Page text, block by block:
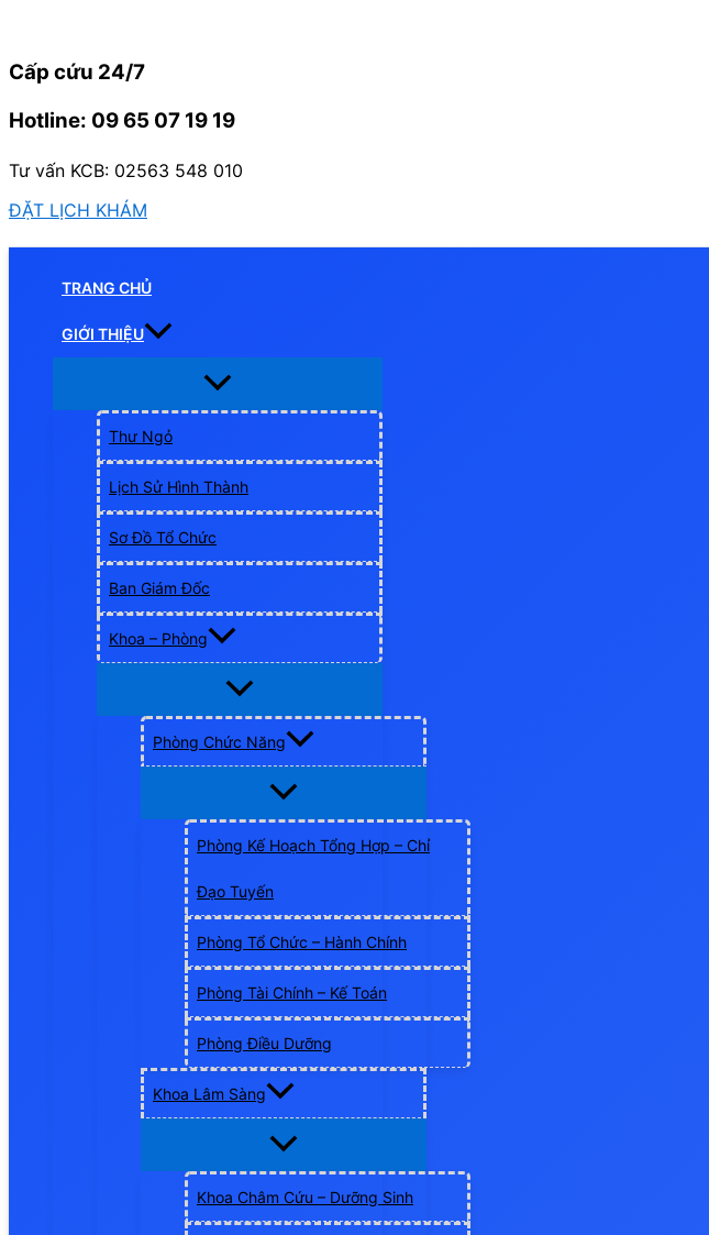
nội
Cấp cứu 24/7
Hotline: 09 65 07 19 19
Tư vấn KCB: 02563 548 010
ĐẶT LỊCH KHÁM
TRANG CHỦ
GIỚI THIỆU
Thư Ngỏ
Lịch Sử Hình Thành
Sơ Đồ Tổ Chức
Ban Giám Đốc
Khoa – Phòng
Phòng Chức Năng
Phòng Kế Hoạch Tổng Hợp – Chỉ
Đạo Tuyến
Phòng Tổ Chức – Hành Chính
Phòng Tài Chính – Kế Toán
Phòng Điều Dưỡng
Khoa Lâm Sàng
Khoa Châm Cứu – Dưỡng Sinh